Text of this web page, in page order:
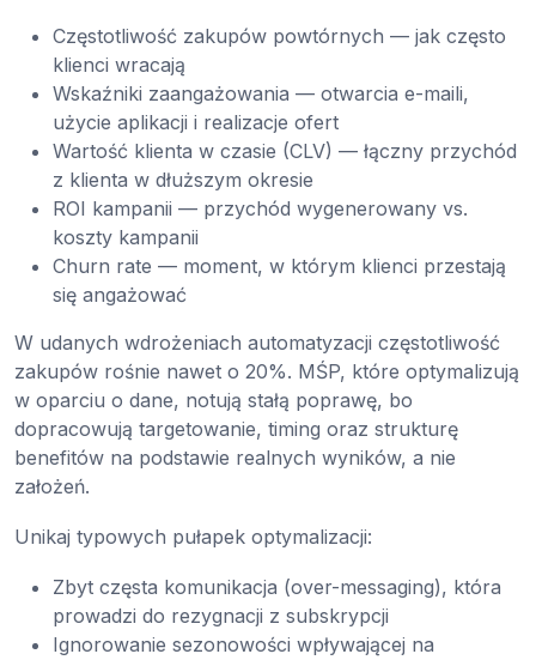
Częstotliwość zakupów powtórnych — jak często
klienci wracają
Wskaźniki zaangażowania — otwarcia e-maili,
użycie aplikacji i realizacje ofert
Wartość klienta w czasie (CLV) — łączny przychód
z klienta w dłuższym okresie
ROI kampanii — przychód wygenerowany vs.
koszty kampanii
Churn rate — moment, w którym klienci przestają
się angażować
W udanych wdrożeniach automatyzacji częstotliwość
zakupów rośnie nawet o 20%. MŚP, które optymalizują
w oparciu o dane, notują stałą poprawę, bo
dopracowują targetowanie, timing oraz strukturę
benefitów na podstawie realnych wyników, a nie
założeń.
Unikaj typowych pułapek optymalizacji:
Zbyt częsta komunikacja (over-messaging), która
prowadzi do rezygnacji z subskrypcji
Ignorowanie sezonowości wpływającej na